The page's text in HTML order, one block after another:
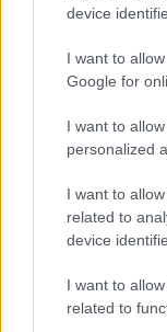
device
I want to
Google for
I want to
personalized
I want to
related to
device
I want to
related to
Sanne De Vries · 6 aug
NEWS